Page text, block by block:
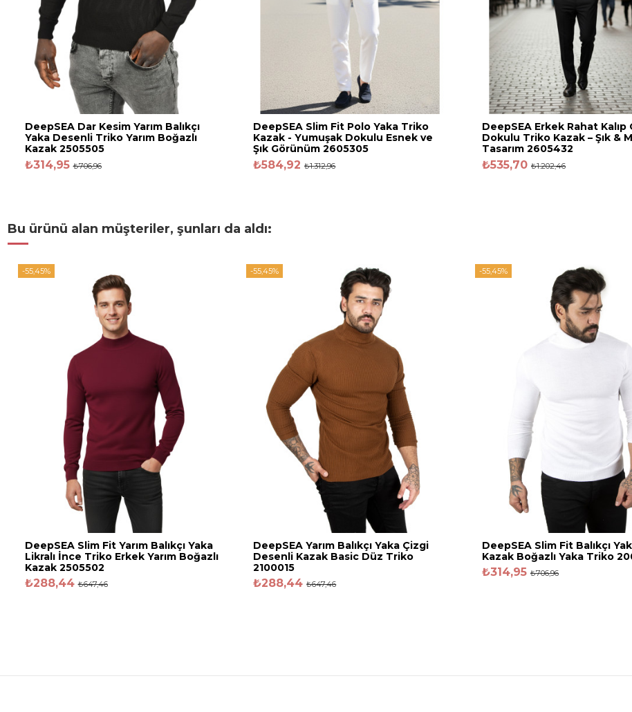
DeepSEA Dar Kesim Yarım Balıkçı
Yaka Desenli Triko Yarım Boğazlı
Kazak 2505505
₺314,95₺706,96
DeepSEA Slim Fit Polo Yaka Triko
Kazak - Yumuşak Dokulu Esnek ve
Şık Görünüm 2605305
₺584,92₺1.312,96
DeepSEA Erkek Rahat Kalıp
Dokulu Triko Kazak – Şık &
Tasarım 2605432
₺535,70 ₺1.202,46
Bu ürünü alan müşteriler, şunları da aldı:
-55,45%
DeepSEA Slim Fit Yarım Balıkçı Yaka
Likralı İnce Triko Erkek Yarım Boğazlı
Kazak 2505502
₺288,44₺647,46
-55,45%
DeepSEA Yarım Balıkçı Yaka Çizgi
Desenli Kazak Basic Düz Triko
2100015
₺288,44₺647,46
-55,45%
DeepSEA Slim Fit Balıkçı
Kazak Boğazlı Yaka Triko
₺314,95 ₺706,96